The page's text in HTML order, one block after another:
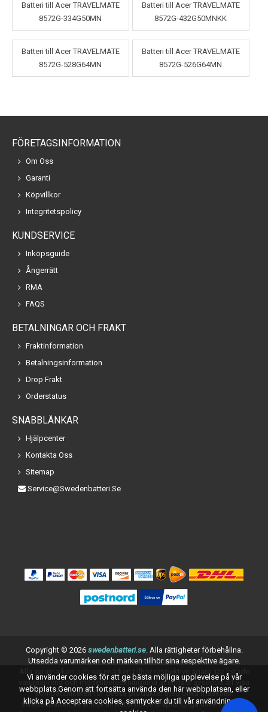
Batteri till Acer TRAVELMATE
8572G-334G50MN
Batteri till Acer TRAVELMATE
8572G-432G50MNKK
Batteri till Acer TRAVELMATE
8572G-528G64MN
Batteri till Acer TRAVELMATE
8572G-526G64MN
FÖRETAGSINFORMATION
Om Oss
Garanti
Köpvillkor
Integritetspolicy
KUNDSERVICE
Inköpsguide
Ångerrätt
RMA
FAQS
BETALNINGAR OCH FRAKT
Fraktinformation
Betalningsinformation
Drop Frakt
Orderstatus
SNABBLÄNKAR
Hjälpcenter
Kontakta Oss
Sitemap
Service@swedenbatteri.se
Copyright © 2026 swedenbatteri.se. Alla rättigheter förbehållna.
Utsedda varumärken och märken tillhör sina respektive ägare.
Alla varumärken och varumärken tillhör respektive ägare. De listade
varumärkena och modellbeteckningarna är endast avsedda att visa
kompatibiliteten för dessa produkter med olika maskiner.
swedenbatteri.se är inte anslutet till de ursprungliga tillverkarna av
Vi använder cookies för att ge bästa möjliga upplevelse på vår
webbplats.Genom att fortsätta använda den här webbplatsen, eller
klicka på Acceptera cookies, samtycker du till vår användning av